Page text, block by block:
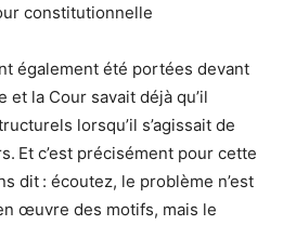
constitutionnelle
également été portées devant
la Cour savait déjà qu’il
lorsqu’il s’agissait de
Et c’est précisément pour cette
dit : écoutez, le problème n’est
œuvre des motifs, mais le